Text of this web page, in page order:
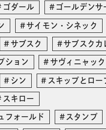
ゴダール ゴールデンサ
サイモン・シネック
サブスク サブスクカ
ション サヴィニャック
シン スキップとロー
スキロー
フォールド スタンプ